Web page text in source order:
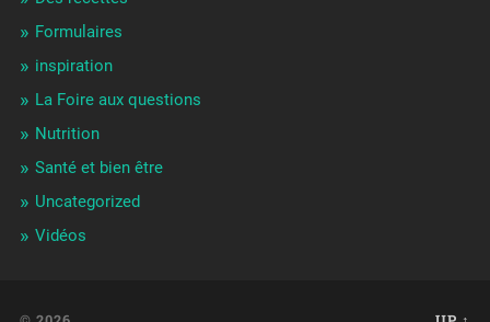
Formulaires
inspiration
La Foire aux questions
Nutrition
Santé et bien être
Uncategorized
Vidéos